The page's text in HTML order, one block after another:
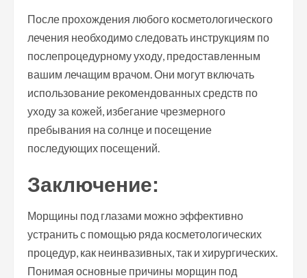
После прохождения любого косметологического
лечения необходимо следовать инструкциям по
послепроцедурному уходу, предоставленным
вашим лечащим врачом. Они могут включать
использование рекомендованных средств по
уходу за кожей, избегание чрезмерного
пребывания на солнце и посещение
последующих посещений.
Заключение:
Морщины под глазами можно эффективно
устранить с помощью ряда косметологических
процедур, как неинвазивных, так и хирургических.
Понимая основные причины морщин под